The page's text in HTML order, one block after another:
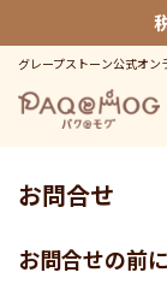
グレープストーン公式オン
お問合せ
お問合せの前に